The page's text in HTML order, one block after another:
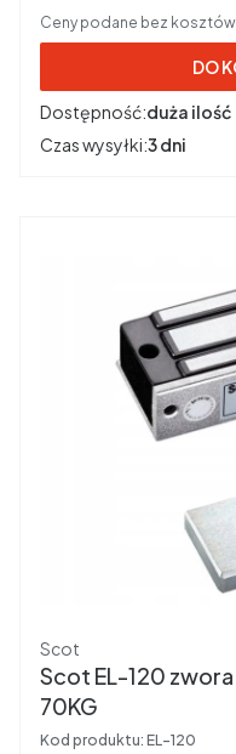
Ceny podane bez
DO
Dostępność:duża ilość
Czas wysyłki:3 dni
Producent
Scot
Scot EL-120
70KG
Kod produktu: EL-120